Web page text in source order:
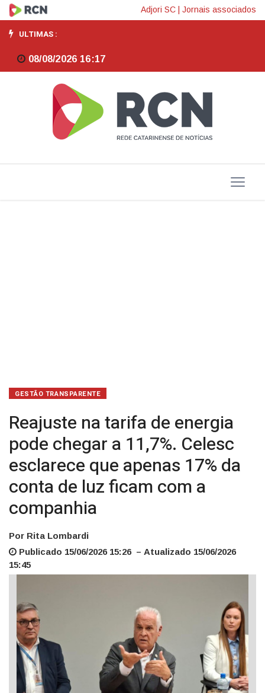
Reajuste
na
tarifa
energia
chegar
conta
de
luz
ficam
com
a
companhia
Adjori SC Jornais associados
ULTIMAS :
08/08/2026 16:17
GESTÃO TRANSPARENTE
Reajuste na tarifa de energia
pode chegar a 11,7%. Celesc
esclarece que apenas 17% da
conta de luz ficam com a
companhia
Por Rita Lombardi
Publicado 15/06/2026 15:26 – Atualizado 15/06/2026
15:45